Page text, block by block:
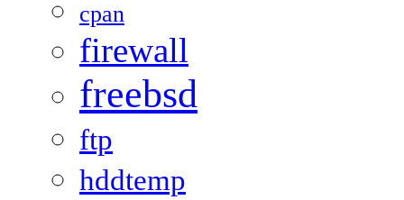
cpan
firewall
freebsd
ftp
hddtemp